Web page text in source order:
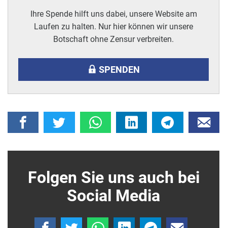
Ihre Spende hilft uns dabei, unsere Website am
Laufen zu halten. Nur hier können wir unsere
Botschaft ohne Zensur verbreiten.
SPENDEN
Folgen Sie uns auch bei
Social Media